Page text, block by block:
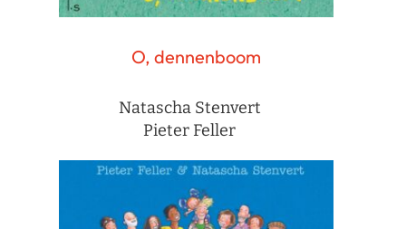
O, dennenboom
Natascha Stenvert
Pieter Feller